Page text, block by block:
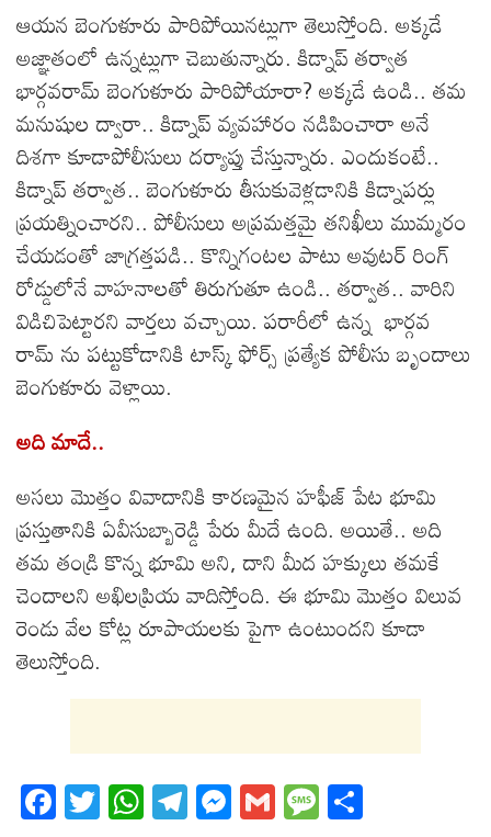
ఆయన బెంగుళూరు పారిపోయినట్లుగా తెలుస్తోంది. అక్కడే
అజ్ఞాతంలో ఉన్నట్లుగా చెబుతున్నారు. కిడ్నాప్ తర్వాత
భార్గవరామ్ బెంగుళూరు పారిపోయారా? అక్కడే ఉండి.. తమ
మనుషుల ద్వారా.. కిడ్నాప్ వ్యవహారం నడిపించారా అనే
దిశగా కూడాపోలీసులు దర్యాప్తు చేస్తున్నారు. ఎందుకంటే..
కిడ్నాప్ తర్వాత.. బెంగుళూరు తీసుకువెళ్లడానికి కిడ్నాపర్లు
ప్రయత్నించారని.. పోలీసులు అప్రమత్తమై తనిఖీలు ముమ్మరం
చేయడంతో జాగ్రత్తపడి.. కొన్నిగంటల పాటు అవుటర్ రింగ్
రోడ్డులోనే వాహనాలతో తిరుగుతూ ఉండి.. తర్వాత.. వారిని
విడిచిపెట్టారని వార్తలు వచ్చాయి. పరారీలో ఉన్న భార్గవ
రామ్ ను పట్టుకోడానికి టాస్క్ ఫోర్స్ ప్రత్యేక పోలీసు బృందాలు
బెంగుళూరు వెళ్లాయి.
అది మాదే..
అసలు మొత్తం వివాదానికి కారణమైన హఫీజ్ పేట భూమి
ప్రస్తుతానికి ఏవీసుబ్బారెడ్డి పేరు మీదే ఉంది. అయితే.. అది
తమ తండ్రి కొన్న భూమి అని, దాని మీద హక్కులు తమకే
చెందాలని అఖిలప్రియ వాదిస్తోంది. ఈ భూమి మొత్తం విలువ
రెండు వేల కోట్ల రూపాయలకు పైగా ఉంటుందని కూడా
తెలుస్తోంది.
Fa T W T M G M